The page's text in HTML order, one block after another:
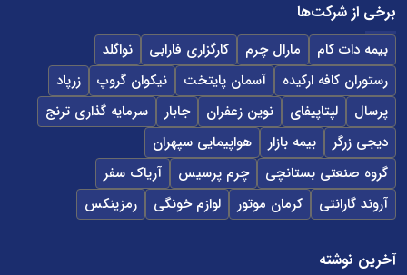
برخی از شرکت‌ها
بیمه دات کام مارال چرم کارگزاری فارابی
نواگلد
رستوران کافه ارکیده
آسمان پایتخت نیکوان گروپ
زرپاد
پرسال
لپتاپیفای نوین زعفران جابار
سرمایه گذاری ترنج
دیجی زرگر
بیمه بازار
هواپیمایی سپهران
گروه صنعتی بستانچی
چرم پرسیس
آریاک سفر
آروند گارانتی
کرمان موتور لوازم خونگی رمزینکس
آخرین نوشته